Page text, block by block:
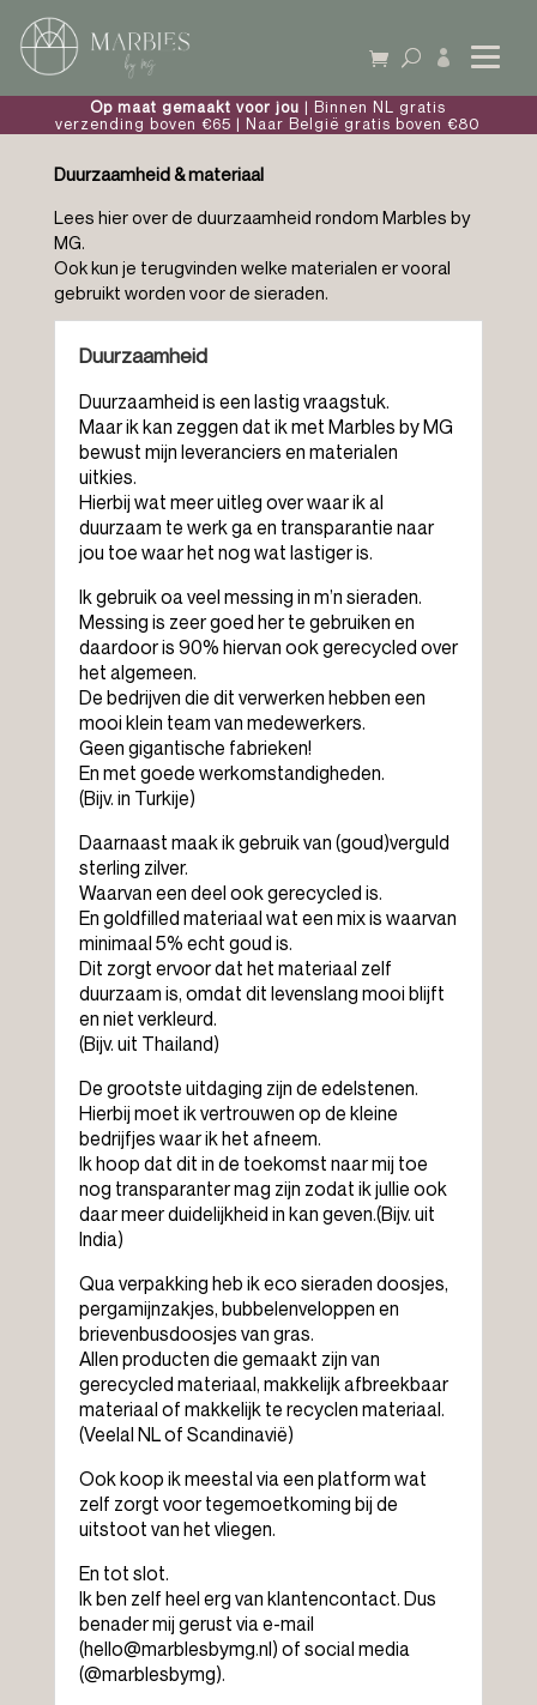

Op maat gemaakt voor jou | Binnen NL gratis
verzending boven €65 | Naar België gratis boven €80
Duurzaamheid & materiaal
Lees hier over de duurzaamheid rondom Marbles by
MG.
Ook kun je terugvinden welke materialen er vooral
gebruikt worden voor de sieraden.
Duurzaamheid
Duurzaamheid is een lastig vraagstuk.
Maar ik kan zeggen dat ik met Marbles by MG
bewust mijn leveranciers en materialen
uitkies.
Hierbij wat meer uitleg over waar ik al
duurzaam te werk ga en transparantie naar
jou toe waar het nog wat lastiger is.
Ik gebruik oa veel messing in m’n sieraden.
Messing is zeer goed her te gebruiken en
daardoor is 90% hiervan ook gerecycled over
het algemeen.
De bedrijven die dit verwerken hebben een
mooi klein team van medewerkers.
Geen gigantische fabrieken!
En met goede werkomstandigheden.
(Bijv. in Turkije)
Daarnaast maak ik gebruik van (goud)verguld
sterling zilver.
Waarvan een deel ook gerecycled is.
En goldfilled materiaal wat een mix is waarvan
minimaal 5% echt goud is.
Dit zorgt ervoor dat het materiaal zelf
duurzaam is, omdat dit levenslang mooi blijft
en niet verkleurd.
(Bijv. uit Thailand)
De grootste uitdaging zijn de edelstenen.
Hierbij moet ik vertrouwen op de kleine
bedrijfjes waar ik het afneem.
Ik hoop dat dit in de toekomst naar mij toe
nog transparanter mag zijn zodat ik jullie ook
daar meer duidelijkheid in kan geven.(Bijv. uit
India)
Qua verpakking heb ik eco sieraden doosjes,
pergamijnzakjes, bubbelenveloppen en
brievenbusdoosjes van gras.
Allen producten die gemaakt zijn van
gerecycled materiaal, makkelijk afbreekbaar
materiaal of makkelijk te recyclen materiaal.
(Veelal NL of Scandinavië)
Ook koop ik meestal via een platform wat
zelf zorgt voor tegemoetkoming bij de
uitstoot van het vliegen.
En tot slot.
Ik ben zelf heel erg van klantencontact. Dus
benader mij gerust via e-mail
(hello@marblesbymg.nl) of social media
(@marblesbymg).